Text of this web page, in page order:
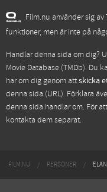
Film.nu använder sig av
funktioner, men är inte på
Handlar denna sida om dig?
Movie Database (TMDb). Du
har om dig genom attskicka
denna sida (URL). Förklara
denna sida handlar om. För
kontakta dem separat.
FILM.NU PERSONER